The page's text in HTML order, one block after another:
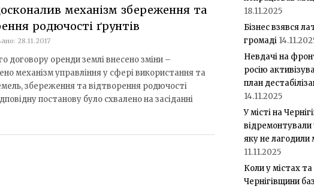
механізм збереження та
родючості ґрунтів
28.11.2017
договору оренди землі внесено зміни –
механізм управління у сфері використання та
збереження та відтворення родючості
постанову було схвалено на засіданні
18.11.2025
Бізнес взявся
громаді
Невдачі на
росію
план
14.11.2025
У місті на
відремонтували
яку не лагодили
11.11.2025
Коли у містах
Чернігівщини